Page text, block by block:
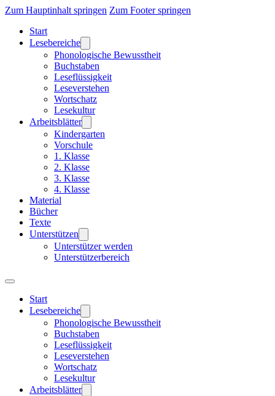
Zum Hauptinhalt springen Zum Footer springen
Start
Lesebereiche
Phonologische Bewusstheit
Buchstaben
Leseflüssigkeit
Leseverstehen
Wortschatz
Lesekultur
Arbeitsblätter
Kindergarten
Vorschule
1. Klasse
2. Klasse
3. Klasse
4. Klasse
Material
Bücher
Texte
Unterstützen
Unterstützer werden
Unterstützerbereich
Start
Lesebereiche
Phonologische Bewusstheit
Buchstaben
Leseflüssigkeit
Leseverstehen
Wortschatz
Lesekultur
Arbeitsblätter